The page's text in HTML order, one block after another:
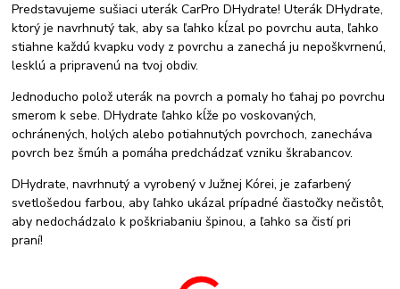
Predstavujeme sušiaci uterák CarPro DHydrate! Uterák DHydrate,
ktorý je navrhnutý tak, aby sa ľahko kĺzal po povrchu auta, ľahko
stiahne každú kvapku vody z povrchu a zanechá ju nepoškvrnenú,
lesklú a pripravenú na tvoj obdiv.
Jednoducho polož uterák na povrch a pomaly ho ťahaj po povrchu
smerom k sebe. DHydrate ľahko kĺže po voskovaných,
ochránených, holých alebo potiahnutých povrchoch, zanecháva
povrch bez šmúh a pomáha predchádzať vzniku škrabancov.
DHydrate, navrhnutý a vyrobený v Južnej Kórei, je zafarbený
svetlošedou farbou, aby ľahko ukázal prípadné čiastočky nečistôt,
aby nedochádzalo k poškriabaniu špinou, a ľahko sa čistí pri
praní!